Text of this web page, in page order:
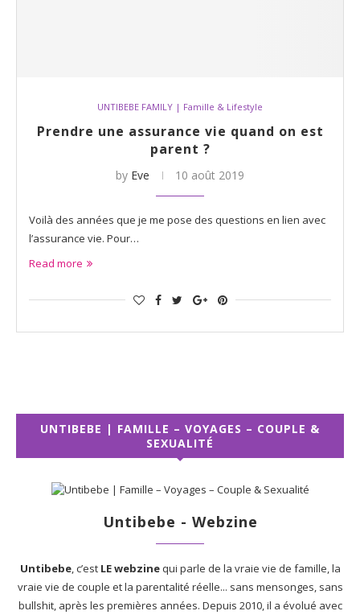
UNTIBEBE FAMILY | Famille & Lifestyle
Prendre une assurance vie quand on est
parent ?
by Eve 10 août 2019
Voilà des années que je me pose des questions en lien avec
l’assurance vie. Pour…
Read more
UNTIBEBE | FAMILLE – VOYAGES – COUPLE &
SEXUALITÉ
Untibebe - Webzine
Untibebe, c’est LE webzinequi parle de la vraie vie de famille, la
vraie vie de couple et la parentalité réelle... sans mensonges, sans
bullshit, après les premières années. Depuis 2010, il a évolué avec